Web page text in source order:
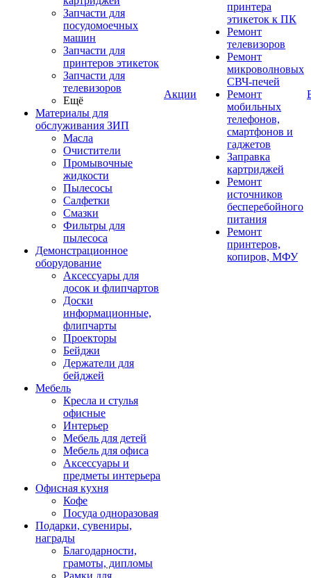
Запчасти для
посудомоечных
машин
Запчасти для
принтеров этикеток
Запчасти для
телевизоров
Ещё
Материалы для
обслуживания ЗИП
Масла
Очистители
Промывочные
жидкости
Пылесосы
Салфетки
Смазки
Фильтры для
пылесоса
Демонстрационное
оборудование
Аксессуары для
досок и флипчартов
Доски
информационные,
флипчарты
Проекторы
Бейджи
Держатели для
бейджей
Мебель
Кресла и стулья
офисные
Интерьер
Мебель для детей
Мебель для офиса
Аксессуары и
предметы интерьера
Офисная кухня
Кофе
Посуда одноразовая
Подарки, сувениры,
награды
Благодарности,
грамоты, дипломы
Рамки для
Акции
принтера
этикеток к ПК
Ремонт
телевизоров
Ремонт
микроволновых
СВЧ-печей
Ремонт
мобильных
телефонов,
смартфонов и
гаджетов
Заправка
картриджей
Ремонт
источников
бесперебойного
питания
Ремонт
принтеров,
копиров, МФУ